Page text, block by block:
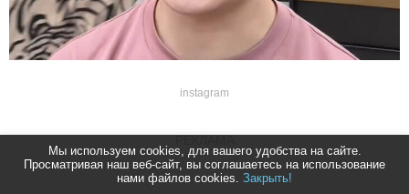
Мы используем cookies, для вашего удобства на сайте.
Просматривая наш веб-сайт, вы соглашаетесь на использование
нами файлов cookies. Закрыть!
instagram